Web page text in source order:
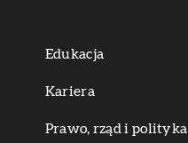
Edukacja
Kariera
Prawo, rząd i polityka